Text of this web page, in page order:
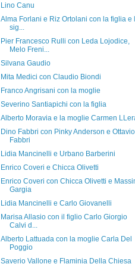
Lino Canu
Alma Forlani e Riz Ortolani con la figlia e
sig...
Pier Francesco Rulli con Leda Lojodice,
Melo Freni...
Silvana Gaudio
Mita Medici con Claudio Biondi
Franco Angrisani con la moglie
Severino Santiapichi con la figlia
Alberto Moravia e la moglie Carmen
Dino Fabbri con Pinky Anderson e Ottavio
Fabbri
Lidia Mancinelli e Urbano Barberini
Enrico Coveri e Chicca Olivetti
Enrico Coveri con Chicca Olivetti e
Gargia
Lidia Mancinelli e Carlo Giovanelli
Marisa Allasio con il figlio Carlo Giorgio
Calvi d...
Alberto Lattuada con la moglie Carla Del
Poggio
Saverio Vallone e Flaminia Della Chiesa